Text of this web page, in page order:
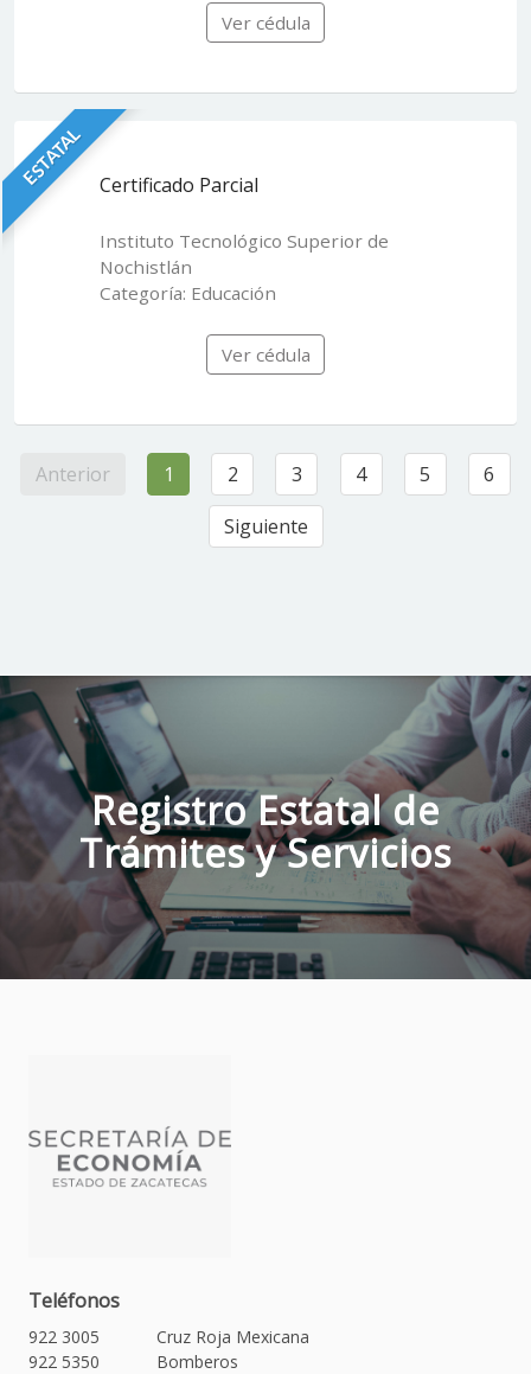
Ver cédula
ESTATAL Certificado Parcial
Instituto Tecnológico Superior de
Nochistlán
Categoría: Educación
Ver cédula
Anterior 1 2 3 4 5
6
Siguiente
Registro Estatal de
Trámites y Servicios
Teléfonos
922 3005
Cruz Roja Mexicana
922 5350
Bomberos